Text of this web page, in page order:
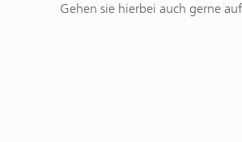
Gehen sie hierbei auch gerne